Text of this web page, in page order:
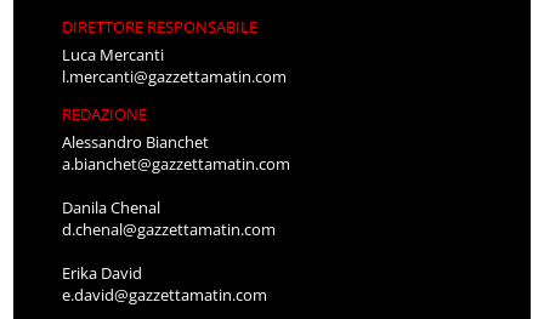
DIRETTORE RESPONSABILE
Luca Mercanti
l.mercanti@gazzettamatin.com
REDAZIONE
Alessandro Bianchet
a.bianchet@gazzettamatin.com
Danila Chenal
d.chenal@gazzettamatin.com
Erika David
e.david@gazzettamatin.com